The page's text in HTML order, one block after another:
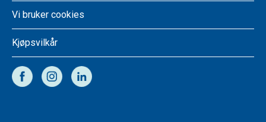
Vi bruker cookies
Kjøpsvilkår